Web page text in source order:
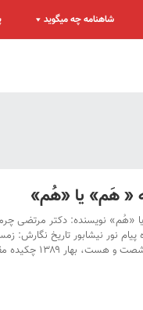
شاهنامه چه میگوید
« هَم» یا «هُم»
«هُم» نویسنده: دکتر مرتضی
علمی-پژوهشی